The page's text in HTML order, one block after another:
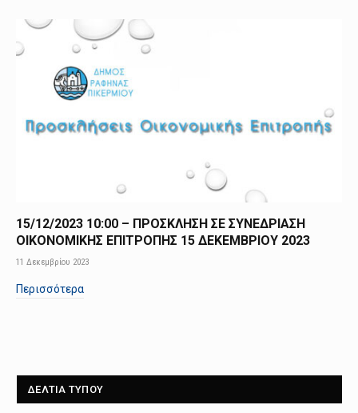
15/12/2023 10:00 – ΠΡΟΣΚΛΗΣΗ ΣΕ ΣΥΝΕΔΡΙΑΣΗ
ΟΙΚΟΝΟΜΙΚΗΣ ΕΠΙΤΡΟΠΗΣ 15 ΔΕΚΕΜΒΡΙΟΥ 2023
11 Δεκεμβρίου 2023
Περισσότερα
ΔΕΛΤΙΑ ΤΥΠΟΥ